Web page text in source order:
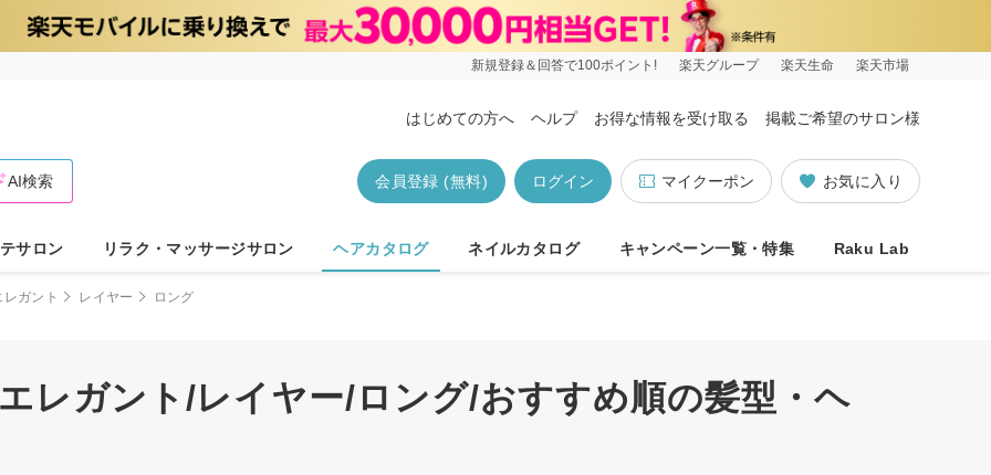
新規登録＆回答で100ポイント! 楽天グループ 楽天生命 楽天市場
はじめての方へ ヘルプ お得な情報を受け取る 掲載ご希望のサロン様
お気に入り
マイクーポン
ログイン
会員登録 (無料)
AI検索
サロン リラク・マッサージサロン ヘアカタログ ネイルカタログ キャンペーン一覧・特集 Raku Lab
レガント レイヤー ロング
レガント/レイヤー/ロング/おすすめ順の髪型・ヘ